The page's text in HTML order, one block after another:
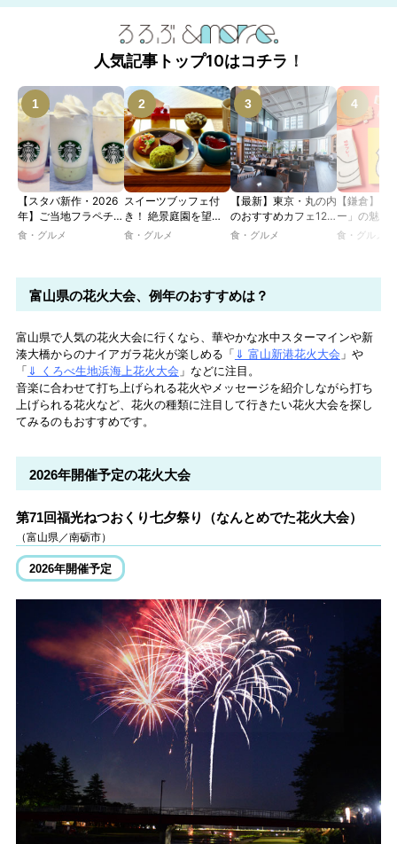
人気記事トップ10はコチラ！
【スタバ新作・2026
年】ご当地フラペチー
ノが新登場！ 地域と
JIMOTO
PROGRAM」が青
森・群馬・沖縄で始
食レポート
食・グルメ
スイーツブッフェ付
き！ 絶景庭園を望む
ホテルレストランで味
ツトレンドVol.105】
食・グルメ
【最新】東京・丸の内
のおすすめカフェ12
選｜ひとりでゆったり
るカフェ、優雅なホテ
ルラウンジまで！
食・グルメ
【鎌倉】「
ー」の魅力
説！ 定番商
食・グルメ
富山県の花火大会、例年のおすすめは？
富山県で人気の花火大会に行くなら、華やかな水中スターマインや新
湊大橋からのナイアガラ花火が楽しめる「 ⇓ 富山新港花火大会 」や
「 ⇓ くろべ生地浜海上花火大会 」などに注目。
音楽に合わせて打ち上げられる花火やメッセージを紹介しながら打ち
上げられる花火など、花火の種類に注目して行きたい花火大会を探し
てみるのもおすすめです。
2026年開催予定の花火大会
第71回福光ねつおくり七夕祭り（なんとめでた花火大会）
（富山県／南砺市）
2026年開催予定